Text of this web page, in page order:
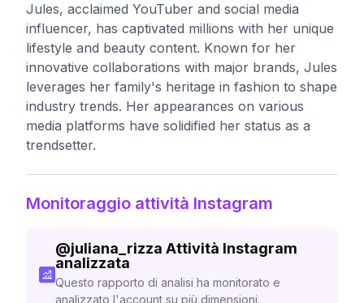
Jules, acclaimed YouTuber and social media
influencer, has captivated millions with her unique
lifestyle and beauty content. Known for her
innovative collaborations with major brands, Jules
leverages her family's heritage in fashion to shape
industry trends. Her appearances on various
media platforms have solidified her status as a
trendsetter.
Monitoraggio attività Instagram
@juliana_rizza Attività Instagram
analizzata
Questo rapporto di analisi ha monitorato e
analizzato l'account su più dimensioni.